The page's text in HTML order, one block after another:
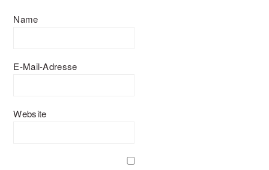
Name
E-Mail-Adresse
Website